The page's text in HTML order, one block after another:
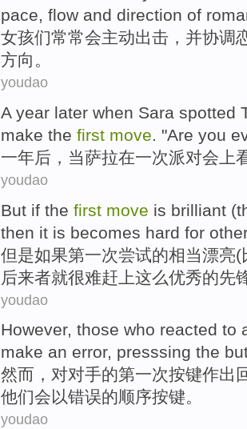
pace, flow and direction of
女孩们常常会主动出击， 并协调
方向 。
youdao
A year later when Sara spotted
make the first move. "Are you
一年后 ， 当萨拉在一次派对会上
youdao
But if the first move is brilliant (
then it is becomes hard for
但是如果第一次尝试的相当漂亮(
后来者就很难赶上这么优秀的先
youdao
However, those who reacted to
make an error, presssing the
然而 ， 对对手的第一次按键作出
他们会以错误的顺序按键。
youdao